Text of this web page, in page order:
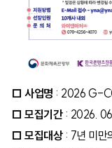
□ 사업명 : 2026 G-
□ 모집기간: 2026.
□ 모집대상: 7년 미만